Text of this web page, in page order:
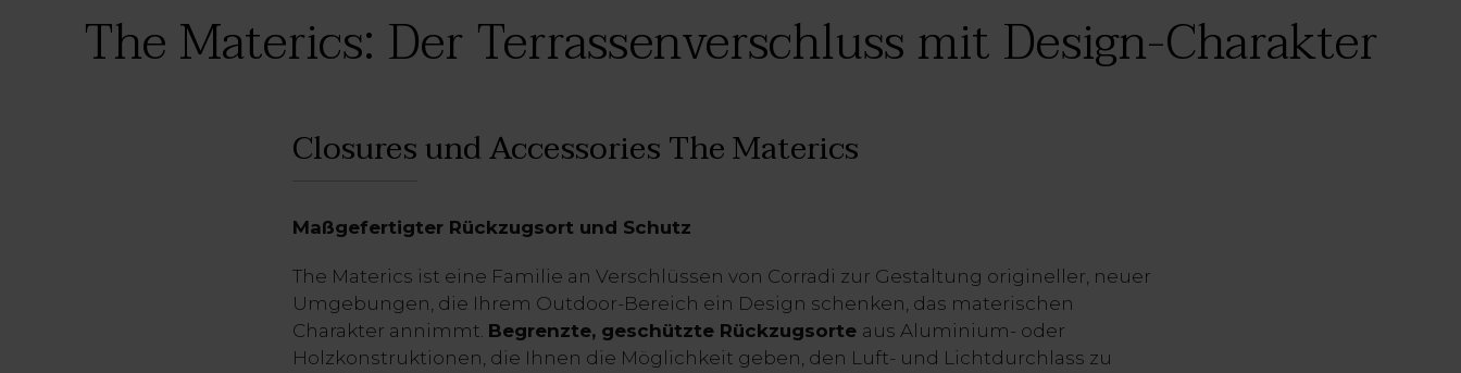
The Materics: Der Terrassenverschluss mit Design-Charakter
Closures und AccessoriesThe Materics
Maßgefertigter Rückzugsort und Schutz
The Materics ist eine Familie an Verschlüssen von Corradi zur Gestaltung origineller, neuer
Umgebungen, die Ihrem Outdoor-Bereich ein Design schenken, das materischen
Charakter annimmt. Begrenzte, geschützte Rückzugsorte aus Aluminium- oder
Holzkonstruktionen, die Ihnen die Möglichkeit geben, den Luft- und Lichtdurchlass zu